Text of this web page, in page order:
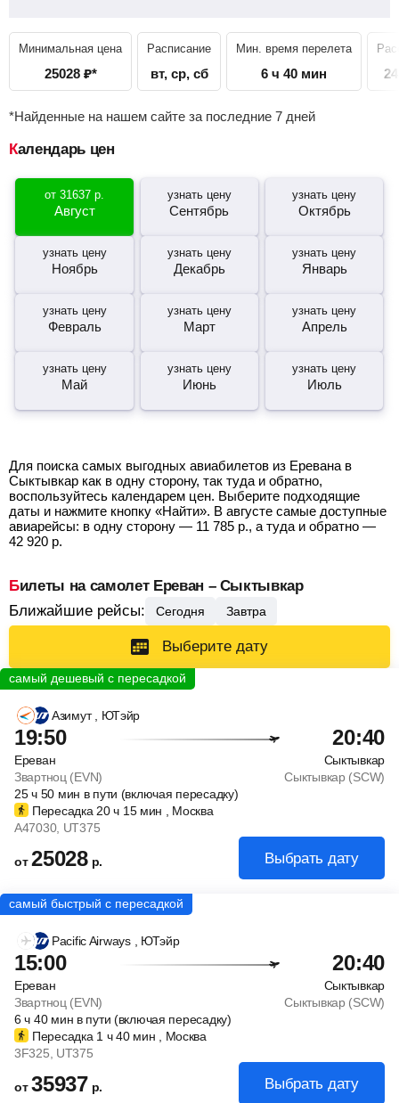
Минимальная цена
25028 ₽*
Расписание
вт, ср, сб
Мин. время перелета
6 ч 40 мин
*Найденные на нашем сайте за последние 7 дней
Календарь цен
от31637 р.
Август
узнать цену
Сентябрь
узнать цену
Октябрь
узнать цену
Ноябрь
узнать цену
Декабрь
узнать цену
Январь
узнать цену
Февраль
узнать цену
Март
узнать цену
Апрель
узнать цену
Май
узнать цену
Июнь
узнать цену
Июль
Для поиска самых выгодных авиабилетов из Еревана в
Сыктывкар как в одну сторону, так туда и обратно,
воспользуйтесь календарем цен. Выберите подходящие
даты и нажмите кнопку «Найти». В августе самые доступные
авиарейсы: в одну сторону — 11 785 р., а туда и обратно —
42 920 р.
Билеты на самолет Ереван – Сыктывкар
Ближайшие рейсы:
Сегодня Завтра
Выберите дату
Азимут , ЮТэйр
19:50 20:40
Ереван
Сыктывкар
Звартноц (EVN)
Сыктывкар (SCW)
25ч50 мин в пути (включая пересадку)
Пересадка 20ч 15 мин , Москва
A47030, UT375
от25028 р. Выбрать дату
Pacific Airways , ЮТэйр
15:00 20:40
Ереван
Сыктывкар
Звартноц (EVN)
Сыктывкар (SCW)
6ч 40 мин в пути (включая пересадку)
Пересадка 1 ч40 мин , Москва
3F325 , UT375
от35937 р. Выбрать дату